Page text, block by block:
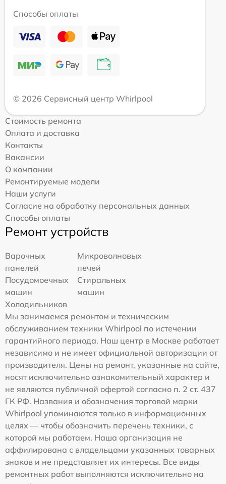
Способы оплаты
© 2026 Сервисный центр Whirlpool
Стоимость ремонта
Оплата и доставка
Контакты
Вакансии
О компании
Ремонтируемые модели
Наши услуги
Согласие на обработку персональных данных
Способы оплаты
Ремонт устройств
Варочных
панелей
Микроволновых
печей
Посудомоечных
машин
Стиральных
машин
Холодильников
Мы занимаемся ремонтом и техническим
обслуживанием техники Whirlpool по истечении
гарантийного периода. Наш центр в Москве работает
независимо и не имеет официальной авторизации от
производителя. Цены на ремонт, указанные на сайте,
носят исключительно ознакомительный характер и
не являются публичной офертой согласно п. 2 ст. 437
ГК РФ. Названия и обозначения торговой марки
Whirlpool упоминаются только в информационных
целях — чтобы обозначить перечень техники, с
которой мы работаем. Наша организация не
аффилирована с владельцами указанных товарных
знаков и не представляет их интересы. Все виды
ремонтных работ выполняются исключительно на